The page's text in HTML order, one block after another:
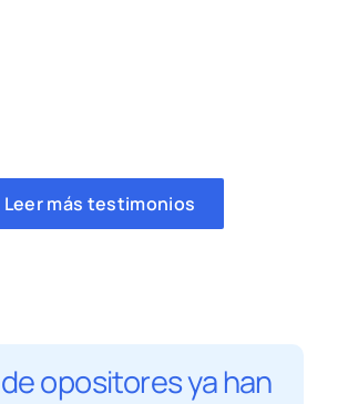
Leer más testimonios
opositores ya han